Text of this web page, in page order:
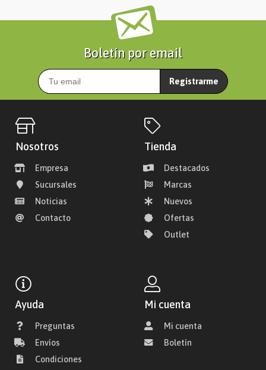
Boletín por email
Registrarme
Nosotros
Empresa
Sucursales
Noticias
Contacto
Tienda
Destacados
Marcas
Nuevos
Ofertas
Outlet
Ayuda
Preguntas
Envíos
Condiciones
Mi cuenta
Mi cuenta
Boletín